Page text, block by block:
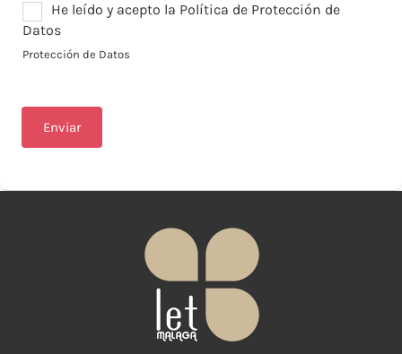
He leído y acepto la Política de Protección de
Datos
Protección de Datos
Enviar